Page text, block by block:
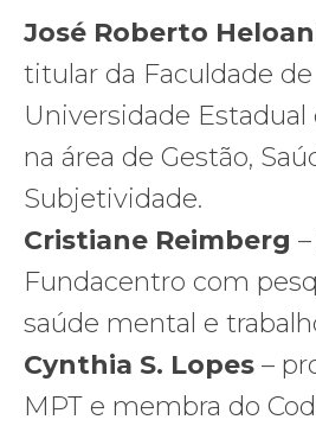
José Roberto
titular da Faculdade
Universidade Estadual
na área de Gestão,
Subjetividade.
Cristiane Reimberg
Fundacentro com
saúde mental e
Cynthia S. Lopes –
MPT e membra do